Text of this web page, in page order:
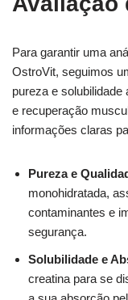
Para garantir uma
OstroVit, seguimos
pureza e
e recuperação
informações claras
Pureza e
monohidratada,
contaminantes e
segurança.
Solubilidade e
creatina para se